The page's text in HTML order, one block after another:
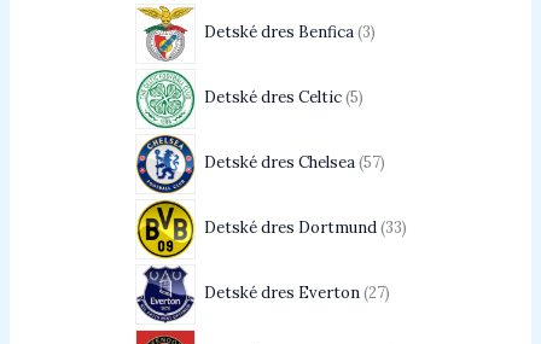
Detské dres Benfica 3
Detské dres Celtic 5
Detské dres Chelsea 57
Detské dres Dortmund 33
Detské dres Everton 27